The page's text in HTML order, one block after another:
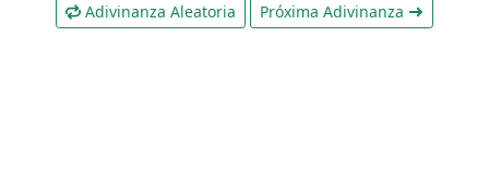
Adivinanza Aleatoria Próxima Adivinanza